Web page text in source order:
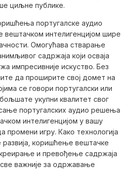
циљне публике.
португалске аудио
вештачком интелигенцијом шире
Омогућава стварање
садржаја који осваја
импресивније искуство. Без
да проширите свој домет на
се говори португалски или
укупни квалитет свог
португалских аудио решења
интелигенцијом у вашу
промени игру. Како технологија
коришћење вештачке
креирање и превођење садржаја
важније за одржавање